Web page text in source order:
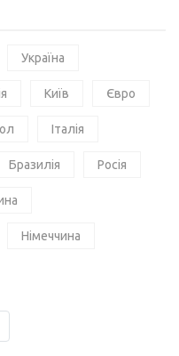
Україна
Київ Євро
Італія
Бразилія Росія
Німеччина